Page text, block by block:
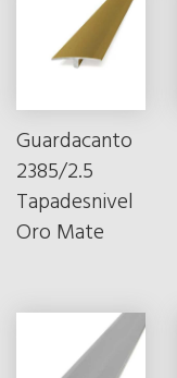
Guardacanto
2385/2.5
Tapadesnivel
Oro Mate